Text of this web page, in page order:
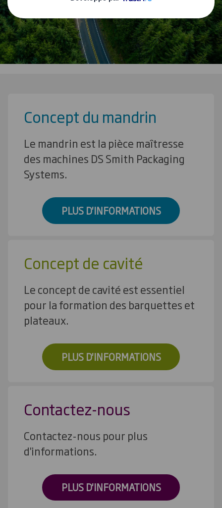
EN SAVOIR PLUS
Concept du mandrin
Le mandrin est la pièce maîtresse
des machines DS Smith Packaging
Systems.
PLUS D'INFORMATIONS
Concept de cavité
Le concept de cavité est essentiel
pour la formation des barquettes et
plateaux.
PLUS D'INFORMATIONS
Contactez-nous
Contactez-nous pour plus
d'informations.
PLUS D'INFORMATIONS